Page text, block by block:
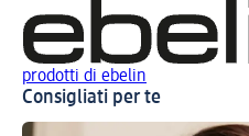
prodotti di ebelin
Consigliati per te